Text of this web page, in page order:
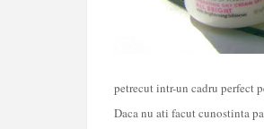
petrecut intr-un cadru perfect
Daca nu ati facut cunostinta